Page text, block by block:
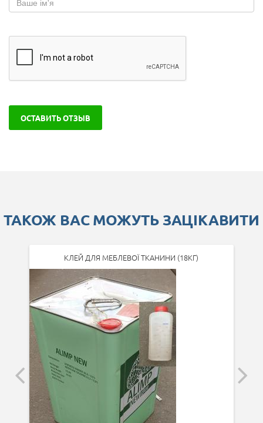
ОСТАВИТЬ ОТЗЫВ
ТАКОЖ ВАС МОЖУТЬ ЗАЦІКАВИТИ
КЛЕЙ ДЛЯ МЕБЛЕВОЇ ТКАНИНИ (18КГ)